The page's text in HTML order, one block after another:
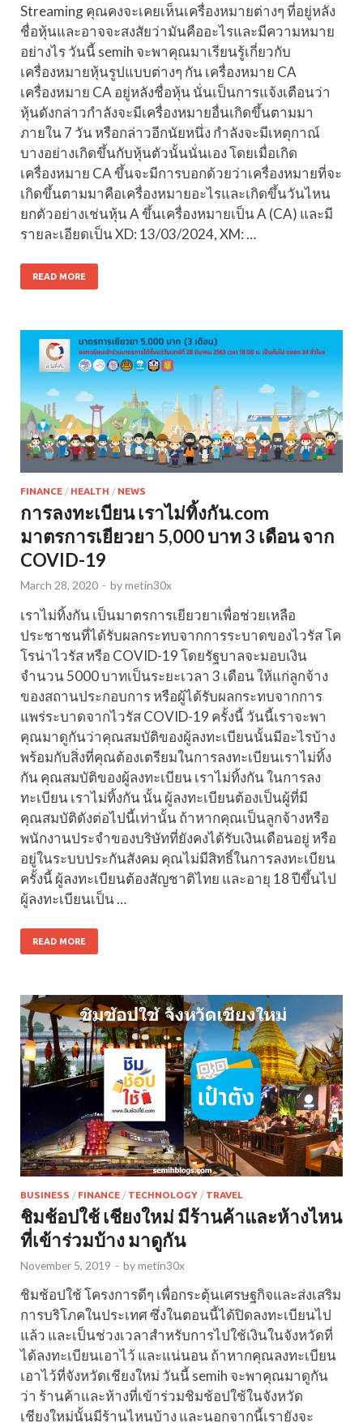
Streaming คุณคงจะเคยเห็นเครื่องหมายต่างๆ ที่อยู่หลัง
ชื่อหุ้นและอาจจะสงสัยว่ามันคืออะไรและมีความหมาย
อย่างไร วันนี้ semih จะพาคุณมาเรียนรู้เกี่ยวกับ
เครื่องหมายหุ้นรูปแบบต่างๆ กัน เครื่องหมาย CA
เครื่องหมาย CA อยู่หลังชื่อหุ้น นั่นเป็นการแจ้งเตือนว่า
หุ้นดังกล่าวกำลังจะมีเครื่องหมายอื่นเกิดขึ้นตามมา
ภายใน 7 วัน หรือกล่าวอีกนัยหนึ่ง กำลังจะมีเหตุกาณ์
บางอย่างเกิดขึ้นกับหุ้นตัวนั้นนั่นเอง โดยเมื่อเกิด
เครื่องหมาย CA ขึ้นจะมีการบอกด้วยว่าเครื่องหมายที่จะ
เกิดขึ้นตามมาคือเครื่องหมายอะไรและเกิดขึ้นวันไหน
ยกตัวอย่างเช่นหุ้น A ขึ้นเครื่องหมายเป็น A (CA) และมี
รายละเอียดเป็น XD: 13/03/2024, XM: …
READ MORE
FINANCE / HEALTH / NEWS
การลงทะเบียน เราไม่ทิ้งกัน.com
มาตรการเยียวยา 5,000 บาท 3 เดือน จาก
COVID-19
March 28, 2020 - bymetin30x
เราไม่ทิ้งกัน เป็นมาตรการเยียวยาเพื่อช่วยเหลือ
ประชาชนที่ได้รับผลกระทบจากการระบาดของไวรัส โค
โรน่าไวรัส หรือ COVID-19 โดยรัฐบาลจะมอบเงิน
จำนวน 5000 บาทเป็นระยะเวลา 3 เดือน ให้แก่ลูกจ้าง
ของสถานประกอบการ หรือผู้ได้รับผลกระทบจากการ
แพร่ระบาดจากไวรัส COVID-19 ครั้งนี้ วันนี้เราจะพา
คุณมาดูกันว่าคุณสมบัติของผู้ลงทะเบียนนั้นมีอะไรบ้าง
พร้อมกับสิ่งที่คุณต้องเตรียมในการลงทะเบียนเราไม่ทิ้ง
กัน คุณสมบัติของผู้ลงทะเบียน เราไม่ทิ้งกัน ในการลง
ทะเบียน เราไม่ทิ้งกัน นั้น ผู้ลงทะเบียนต้องเป็นผู้ที่มี
คุณสมบัติดังต่อไปนี้เท่านั้น ถ้าหากคุณเป็นลูกจ้างหรือ
พนักงานประจำของบริษัทที่ยังคงได้รับเงินเดือนอยู่ หรือ
อยู่ในระบบประกันสังคม คุณไม่มีสิทธิ์ในการลงทะเบียน
ครั้งนี้ ผู้ลงทะเบียนต้องสัญชาติไทย และอายุ 18 ปีขึ้นไป
ผู้ลงทะเบียนเป็น …
READ MORE
BUSINESS / FINANCE / TECHNOLOGY / TRAVEL
ชิมช้อปใช้ เชียงใหม่ มีร้านค้าและห้างไหน
ที่เข้าร่วมบ้าง มาดูกัน
November 5, 2019 - bymetin30x
ชิมช้อปใช้ โครงการดีๆ เพื่อกระตุ้นเศรษฐกิจและส่งเสริม
การบริโภคในประเทศ ซึ่งในตอนนี้ได้ปิดลงทะเบียนไป
แล้ว และเป็นช่วงเวลาสำหรับการไปใช้เงินในจังหวัดที่
ได้ลงทะเบียนเอาไว้ และแน่นอน ถ้าหากคุณลงทะเบียน
เอาไว้ที่จังหวัดเชียงใหม่ วันนี้ semih จะพาคุณมาดูกัน
ว่า ร้านค้าและห้างที่เข้าร่วมชิมช้อปใช้ในจังหวัด
เชียงใหม่นั้นมีร้านไหนบ้าง และนอกจากนี้เรายังจะ